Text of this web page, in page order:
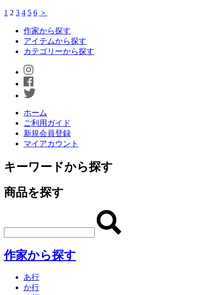
1 2 3 4 5 6 ＞
作家から探す
アイテムから探す
カテゴリーから探す
ホーム
ご利用ガイド
新規会員登録
マイアカウント
キーワードから探す
商品を探す
作家から探す
あ行
か行